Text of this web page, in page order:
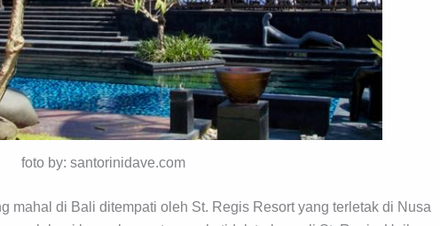
foto by: santorinidave.com
mahal di Bali ditempati oleh St. Regis Resort yang terletak di Nusa